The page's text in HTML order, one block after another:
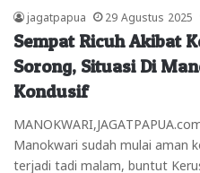
jagatpapua 29 Agustus 2025
Sempat Ricuh Akibat
Sorong, Situasi Di
Kondusif
Manokwari sudah mulai aman
terjadi tadi malam, buntut